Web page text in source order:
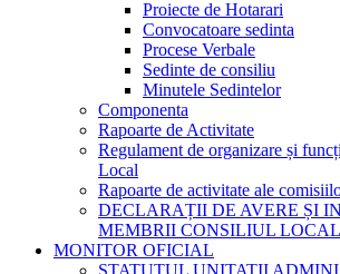
Proiecte de Hotarari
Convocatoare sedinta
Procese Verbale
Sedinte de consiliu
Minutele Sedintelor
Componenta
Rapoarte de Activitate
Regulament de organizare și
Local
Rapoarte de activitate ale
DECLARAȚII DE AVERE ȘI
MEMBRII CONSILIUL LOCAL
MONITOR OFICIAL
STATUTUL UNITATII